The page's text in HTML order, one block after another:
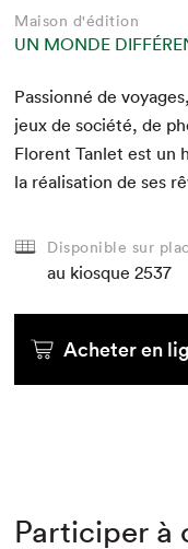
Maison d'édition
UN MONDE
Pas­sion­né de
jeux de société, de
Flo­rent Tan­let est un
la réal­i­sa­tion de ses
Disponible sur
au kiosque 2537
Acheter en
Participer à